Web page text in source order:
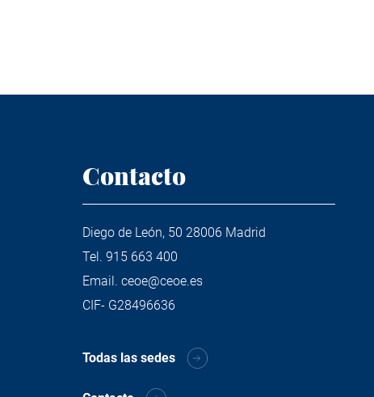
Contacto
Diego de León, 50 28006 Madrid
Tel. 915 663 400
Email. ceoe@ceoe.es
CIF- G28496636
Todas las sedes